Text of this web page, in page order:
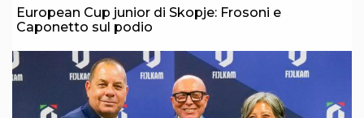
News
Cookies Accept
Catalogo formativo
Webinar
Corsi Monotematici
Corsi di Specializzazione
European Cup junior di Skopje: Frosoni e
Caponetto sul podio